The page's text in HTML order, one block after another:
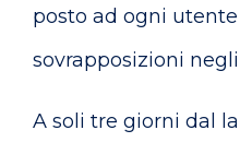
posto ad ogni
sovrapposizioni
A soli tre giorni dal